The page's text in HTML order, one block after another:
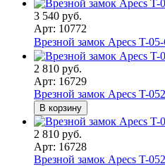
3 540 руб.
Арт: 10772
Врезной замок Apecs T-
2 810 руб.
Арт: 16729
Врезной замок Apecs T-
В корзину
2 810 руб.
Арт: 16728
Врезной замок Apecs T-